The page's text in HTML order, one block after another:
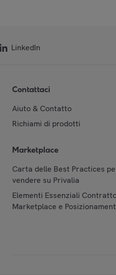
LinkedIn
Contattaci
Aiuto & Contatto
Richiami di prodotti
Marketplace
Carta delle Best Practices
vendere su Privalia
Elementi Essenziali
Marketplace e